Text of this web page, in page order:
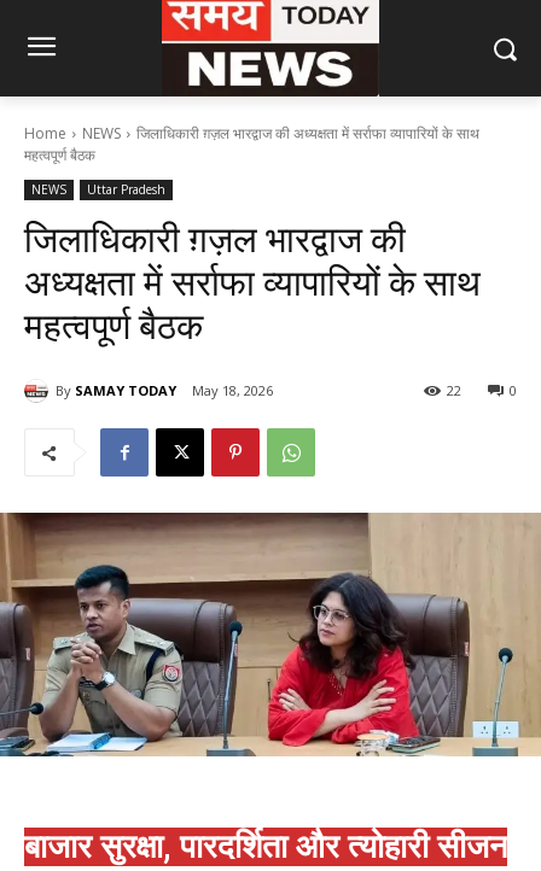
Home NEWS
जिलाधिकारी ग़ज़ल भारद्वाज की अध्यक्षता में सर्राफा व्यापारियों के साथ
महत्वपूर्ण बैठक
NEWS Uttar Pradesh
जिलाधिकारी ग़ज़ल भारद्वाज की
अध्यक्षता में सर्राफा व्यापारियों के साथ
महत्वपूर्ण बैठक
By SAMAY TODAY May 18, 2026 0
22
बाजार सुरक्षा, पारदर्शिता और त्योहारी सीजन